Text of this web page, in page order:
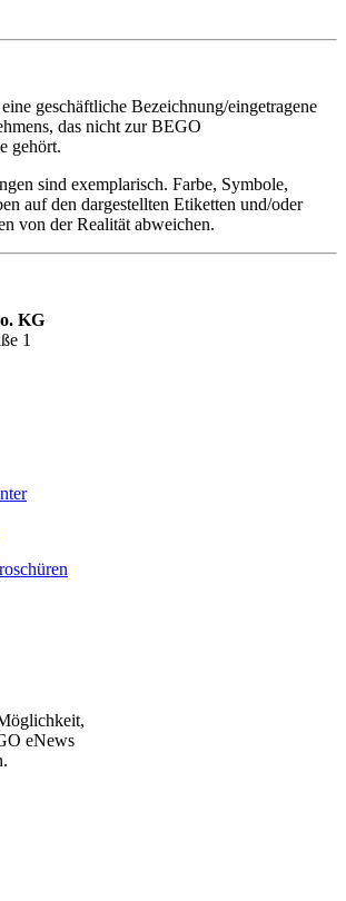
geschäftliche Bezeichnung/eingetragene
das nicht zur BEGO
gehört.
sind exemplarisch. Farbe, Symbole,
auf den dargestellten Etiketten und/oder
von der Realität abweichen.
KG
1
eNews